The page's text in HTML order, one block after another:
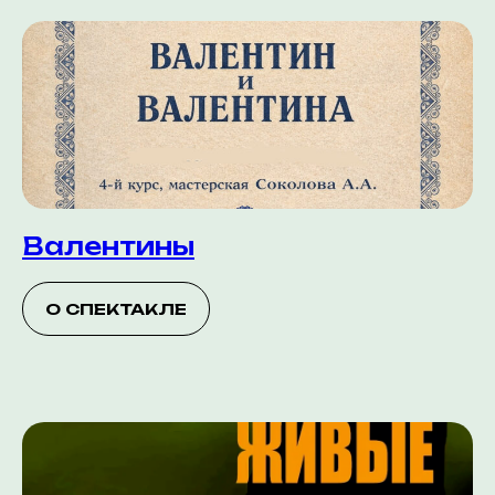
Валентины
О СПЕКТАКЛЕ